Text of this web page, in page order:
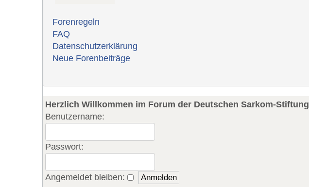
Forenregeln
FAQ
Datenschutzerklärung
Neue Forenbeiträge
Herzlich Willkommen im Forum der Deutschen Sarkom-Stiftung
Benutzername:
Passwort:
Angemeldet bleiben: